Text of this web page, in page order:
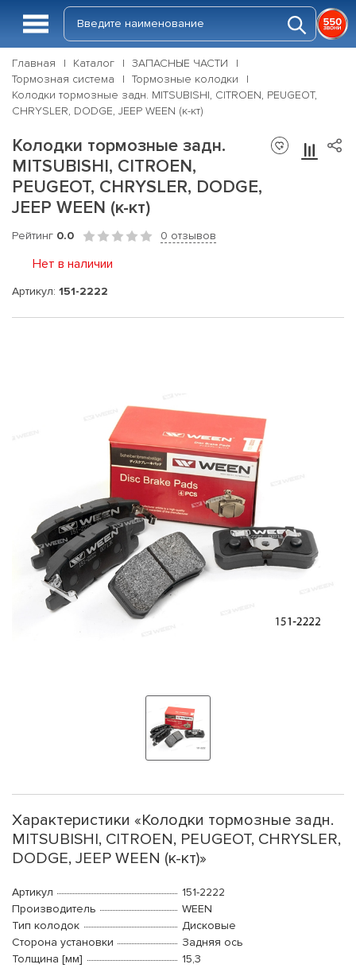
Главная Каталог
ЗАПАСНЫЕ ЧАСТИ
Тормозная система
Тормозные колодки
Колодки тормозные задн. MITSUBISHI, CITROEN, PEUGEOT,
CHRYSLER, DODGE, JEEP WEEN (к-кт)
Колодки тормозные задн.
MITSUBISHI, CITROEN,
PEUGEOT, CHRYSLER, DODGE,
JEEP WEEN (к-кт)
Рейтинг 0.0 0 отзывов
Нет в наличии
Артикул: 151-2222
Характеристики «Колодки тормозные задн.
MITSUBISHI, CITROEN, PEUGEOT, CHRYSLER,
DODGE, JEEP WEEN (к-кт)»
Артикул
151-2222
Производитель
WEEN
Тип колодок
Дисковые
Сторона установки
Задняя ось
Толщина [мм]
15,3